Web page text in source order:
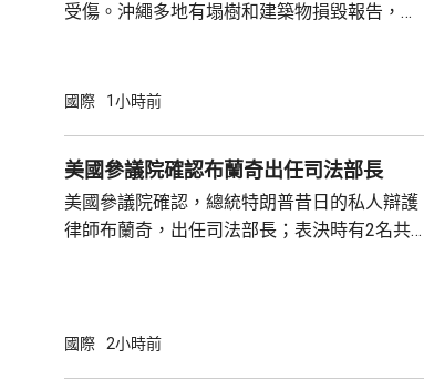
受傷。沖繩多地有塌樹和建築物損毀報告，有
縣奄美群島亦有近4萬戶停電，幾百人疏散到
最大風速每小時162公里，陣風最大風速每小
時216公里。沖繩部分地區24小時雨量超過
200毫米，預計「白海豚」移動速...
國際 1小時前
美國參議院確認布蘭奇出任司法部長
美國參議院確認，總統特朗普昔日的私人辯護
律師布蘭奇，出任司法部長；表決時有2名共
邦迪後，由52歲的布蘭奇擔任代理司法部長。
國際 2小時前